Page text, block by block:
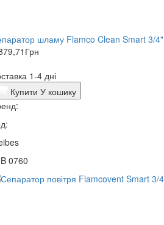
шламу Flamco Clean Smart 3/4"
Грн
1-4 дні
Купити У кошику
0760